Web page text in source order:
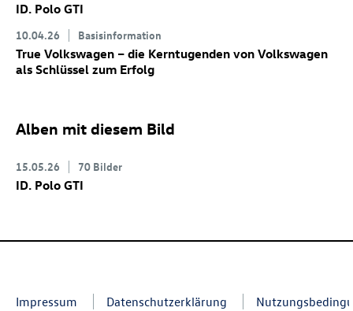
ID. Polo GTI
10.04.26 Basisinformation
True Volkswagen – die Kerntugenden von Volkswagen
als Schlüssel zum Erfolg
Alben mit diesem Bild
15.05.26 70 Bilder
ID. Polo GTI
Impressum Datenschutzerklärung